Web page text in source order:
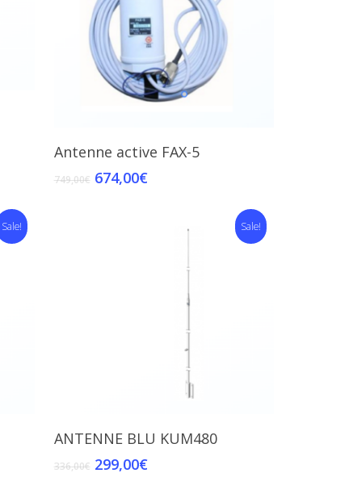
Add To Cart
Antenne active FAX-5
749,00€ 674,00€
Sale! Sale!
Add To Cart
ANTENNE BLU KUM480
336,00€ 299,00€